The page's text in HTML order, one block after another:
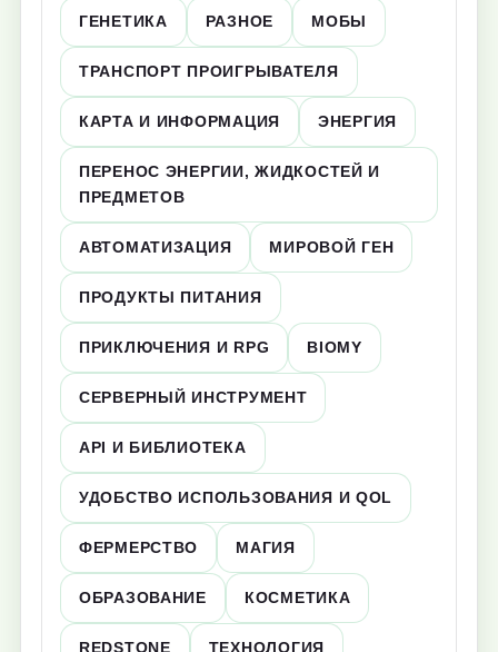
ГЕНЕТИКА РАЗНОЕ МОБЫ
ТРАНСПОРТ ПРОИГРЫВАТЕЛЯ
КАРТА И ИНФОРМАЦИЯ ЭНЕРГИЯ
ПЕРЕНОС ЭНЕРГИИ, ЖИДКОСТЕЙ И
ПРЕДМЕТОВ
АВТОМАТИЗАЦИЯ МИРОВОЙ ГЕН
ПРОДУКТЫ ПИТАНИЯ
ПРИКЛЮЧЕНИЯ И RPG BIOMY
СЕРВЕРНЫЙ ИНСТРУМЕНТ
API И БИБЛИОТЕКА
УДОБСТВО ИСПОЛЬЗОВАНИЯ И QOL
ФЕРМЕРСТВО МАГИЯ
ОБРАЗОВАНИЕ КОСМЕТИКА
REDSTONE ТЕХНОЛОГИЯ